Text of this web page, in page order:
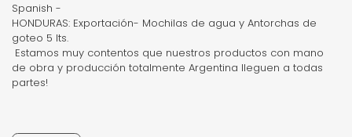
Spanish -
HONDURAS: Exportación- Mochilas de agua y Antorchas de
goteo 5 lts.
Estamos muy contentos que nuestros productos con mano
de obra y producción totalmente Argentina lleguen a todas
partes!